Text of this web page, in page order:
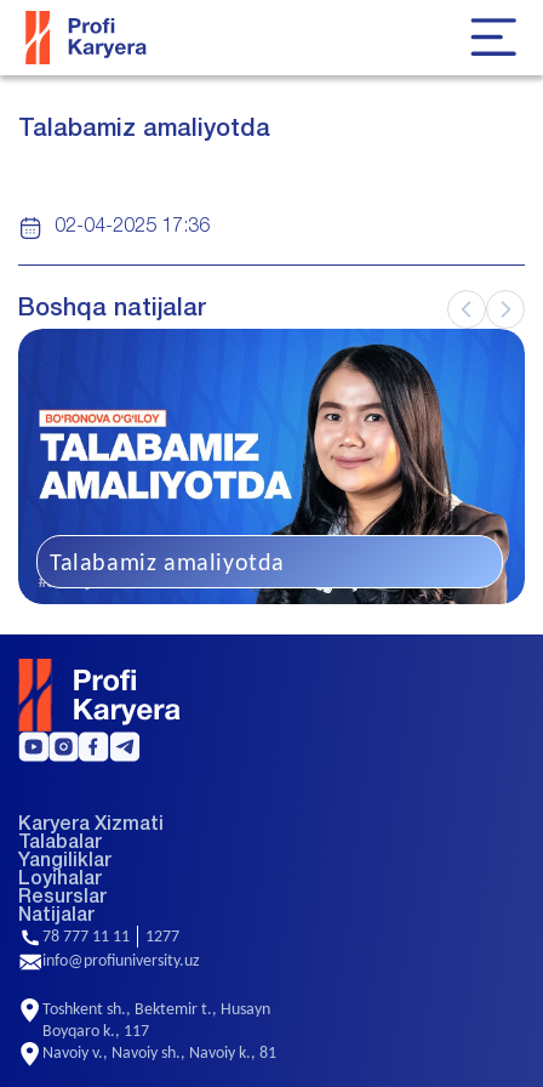
Talabamiz amaliyotda
02-04-2025 17:36
Boshqa natijalar
Talabamiz amaliyotda
Karyera Xizmati
Talabalar
Yangiliklar
Loyihalar
Resurslar
Natijalar
78 777 11 11
1277
info@profiuniversity.uz
Toshkent sh., Bektemir t., Husayn
Boyqaro k., 117
Navoiy v., Navoiy sh., Navoiy k., 81